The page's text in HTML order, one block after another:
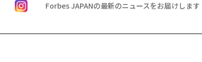
Forbes JAPANの最新のニュースをお届けします